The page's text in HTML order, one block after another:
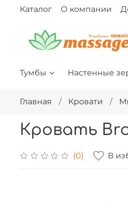
Каталог О компании
Тумбы Настенные
Главная Кровати
Кровать
(0) В